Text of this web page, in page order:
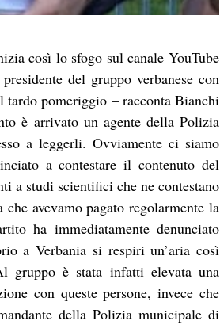
così lo sfogo sul canale YouTube
del gruppo verbanese con
tardo pomeriggio – racconta Bianchi
è arrivato un agente della Polizia
a leggerli. Ovviamente ci siamo
a contestare il contenuto del
a studi scientifici che ne contestano
avevamo pagato regolarmente la
ha immediatamente denunciato
a Verbania si respiri un’aria così
gruppo è stata infatti elevata una
con queste persone, invece che
della Polizia municipale di